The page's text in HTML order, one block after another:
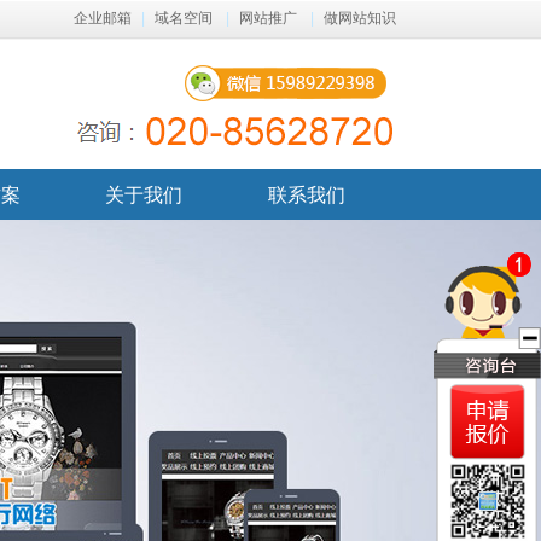
做网站知识
网站推广
域名空间
企业邮箱
关于我们 联系我们